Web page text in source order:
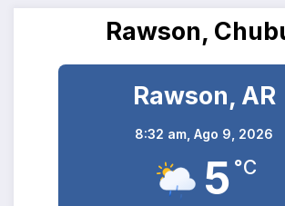
Rawson,
Rawson, AR
8:32 am, Ago 9, 2026
5 °C